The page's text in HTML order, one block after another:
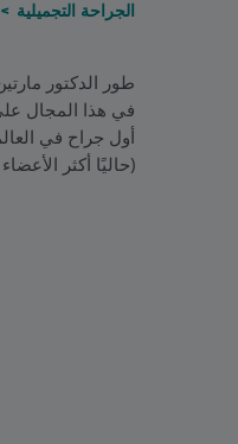
الجراحة التجميلية
طور الدكتور
في هذا المجال
أول جراح في العالم (عام 2000) يستخدم الأعضاء
(حاليًا أكثر